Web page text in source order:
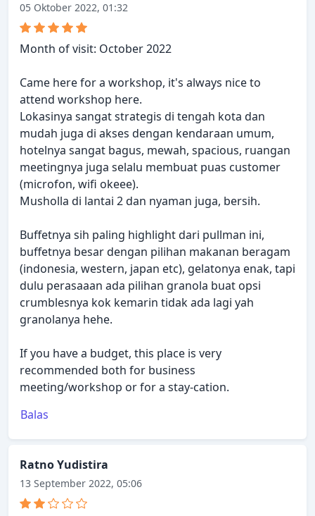
05 Oktober 2022, 01:32
Month of visit: October 2022
Came here for a workshop, it's always nice to
attend workshop here.
Lokasinya sangat strategis di tengah kota dan
mudah juga di akses dengan kendaraan umum,
hotelnya sangat bagus, mewah, spacious, ruangan
meetingnya juga selalu membuat puas customer
(microfon, wifi okeee).
Musholla di lantai 2 dan nyaman juga, bersih.
Buffetnya sih paling highlight dari pullman ini,
buffetnya besar dengan pilihan makanan beragam
(indonesia, western, japan etc), gelatonya enak, tapi
dulu perasaaan ada pilihan granola buat opsi
crumblesnya kok kemarin tidak ada lagi yah
granolanya hehe.
If you have a budget, this place is very
recommended both for business
meeting/workshop or for a stay-cation.
Balas
Ratno Yudistira
13 September 2022, 05:06